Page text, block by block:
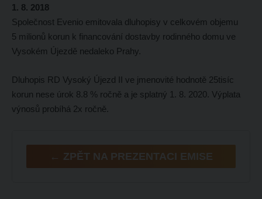
1. 8. 2018
Společnost Evenio emitovala dluhopisy v celkovém objemu
5 milionů korun k financování dostavby rodinného domu ve
Vysokém Újezdě nedaleko Prahy.
Dluhopis RD Vysoký Újezd II ve jmenovité hodnotě 25tisíc
korun nese úrok 8.8 % ročně a je splatný 1. 8. 2020. Výplata
výnosů probíhá 2x ročně.
← ZPĚT NA PREZENTACI EMISE